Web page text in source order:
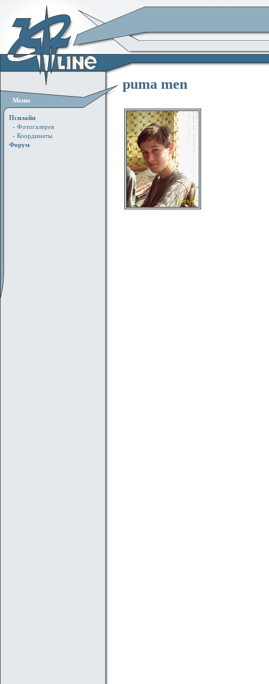
Меню
Псилайн
- Фотогалерея
- Координаты
Форум
puma men